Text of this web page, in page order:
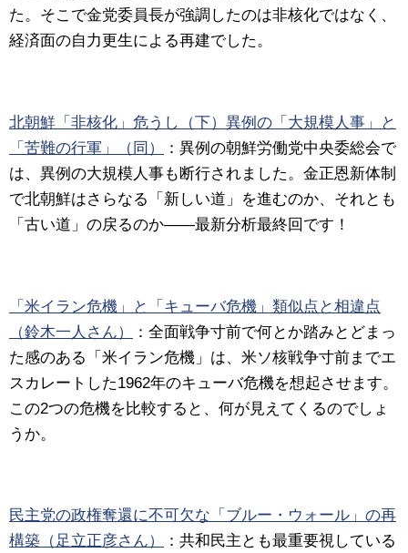
た。そこで金党委員長が強調したのは非核化ではなく、
経済面の自力更生による再建でした。
北朝鮮「非核化」危うし（下）異例の「大規模人事」と
「苦難の行軍」（同）
： 異例の朝鮮労働党中央委総会で
は、異例の大規模人事も断行されました。金正恩新体制
で北朝鮮はさらなる「新しい道」を進むのか、それとも
「古い道」の戻るのか――最新分析最終回です！
「米イラン危機」と「キューバ危機」類似点と相違点
（鈴木一人さん）
： 全面戦争寸前で何とか踏みとどまっ
た感のある「 米イラン危機 」は、米ソ核戦争寸前までエ
スカレートした1962年のキューバ危機を想起させます。
この2つの危機を比較すると、何が見えてくるのでしょ
うか。
民主党の政権奪還に不可欠な「ブルー・ウォール」の再
構築（足立正彦さん）
： 共和民主とも最重要視している